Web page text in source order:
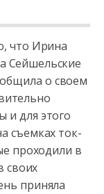
что Ирина
Сейшельские
о своем
и для этого
съемках ток-
проходили в
своих
приняла